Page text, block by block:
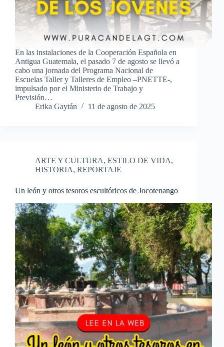
En las instalaciones de la Cooperación Española en
Antigua Guatemala, el pasado 7 de agosto se llevó a
cabo una jornada del Programa Nacional de
Escuelas Taller y Talleres de Empleo –PNETTE-,
impulsado por el Ministerio de Trabajo y
Previsión…
Erika Gaytán
11 de agosto de 2025
ARTE Y CULTURA, ESTILO DE VIDA,
HISTORIA, REPORTAJE
Un león y otros tesoros escultóricos de Jocotenango